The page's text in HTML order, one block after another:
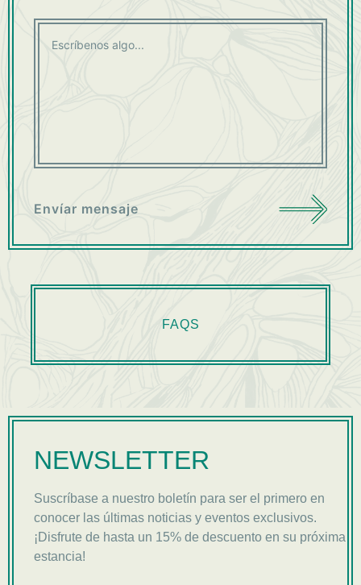
Envíar mensaje
FAQS
NEWSLETTER
Suscríbase a nuestro boletín para ser el primero en
conocer las últimas noticias y eventos exclusivos.
¡Disfrute de hasta un 15% de descuento en su próxima
estancia!